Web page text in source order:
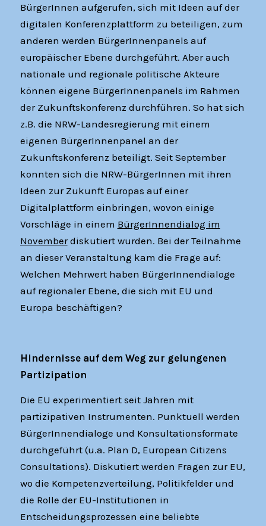
BürgerInnen aufgerufen, sich mit Ideen auf der
digitalen Konferenzplattform zu beteiligen, zum
anderen werden BürgerInnenpanels auf
europäischer Ebene durchgeführt. Aber auch
nationale und regionale politische Akteure
können eigene BürgerInnenpanels im Rahmen
der Zukunftskonferenz durchführen. So hat sich
z.B. die NRW-Landesregierung mit einem
eigenen BürgerInnenpanel an der
Zukunftskonferenz beteiligt. Seit September
konnten sich die NRW-BürgerInnen mit ihren
Ideen zur Zukunft Europas auf einer
Digitalplattform einbringen, wovon einige
Vorschläge in einem BürgerInnendialog im
Novemberdiskutiert wurden. Bei der Teilnahme
an dieser Veranstaltung kam die Frage auf:
Welchen Mehrwert haben BürgerInnendialoge
auf regionaler Ebene, die sich mit EU und
Europa beschäftigen?
Hindernisse auf dem Weg zur gelungenen
Partizipation
Die EU experimentiert seit Jahren mit
partizipativen Instrumenten. Punktuell werden
BürgerInnendialoge und Konsultationsformate
durchgeführt (u.a. Plan D, European Citizens
Consultations). Diskutiert werden Fragen zur EU,
wo die Kompetenzverteilung, Politikfelder und
die Rolle der EU-Institutionen in
Entscheidungsprozessen eine beliebte